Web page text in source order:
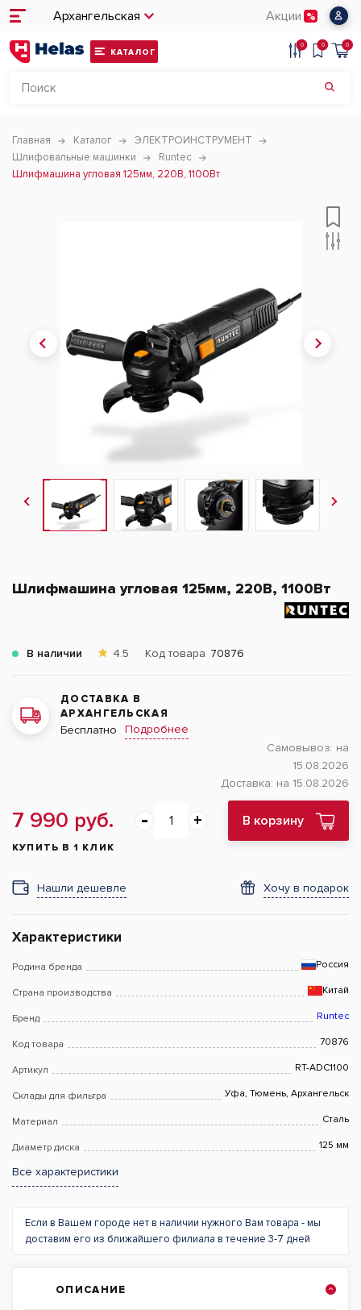
Архангельская Акции
КАТАЛОГ
0 0 0
Главная Каталог
ЭЛЕКТРОИНСТРУМЕНТ
Шлифовальные машинки
Runtec
Шлифмашина угловая 125мм, 220В, 1100Вт
Шлифмашина угловая 125мм, 220В, 1100Вт
В наличии 4.5 Код товара 70876
ДОСТАВКА В
АРХАНГЕЛЬСКАЯ
Бесплатно
Подробнее
Самовывоз: на
15.08.2026
Доставка: на 15.08.2026
7 990 руб. В корзину
КУПИТЬ В 1 КЛИК
Нашли дешевле Хочу в подарок
Характеристики
Родина бренда Россия
Страна производства Китай
Бренд Runtec
Код товара 70876
Артикул RT-ADC1100
Склады для фильтра Уфа, Тюмень, Архангельск
Материал Сталь
Диаметр диска 125 мм
Все характеристики
Если в Вашем городе нет в наличии нужного Вам товара - мы
доставим его из ближайшего филиала в течение 3-7 дней
ОПИСАНИЕ